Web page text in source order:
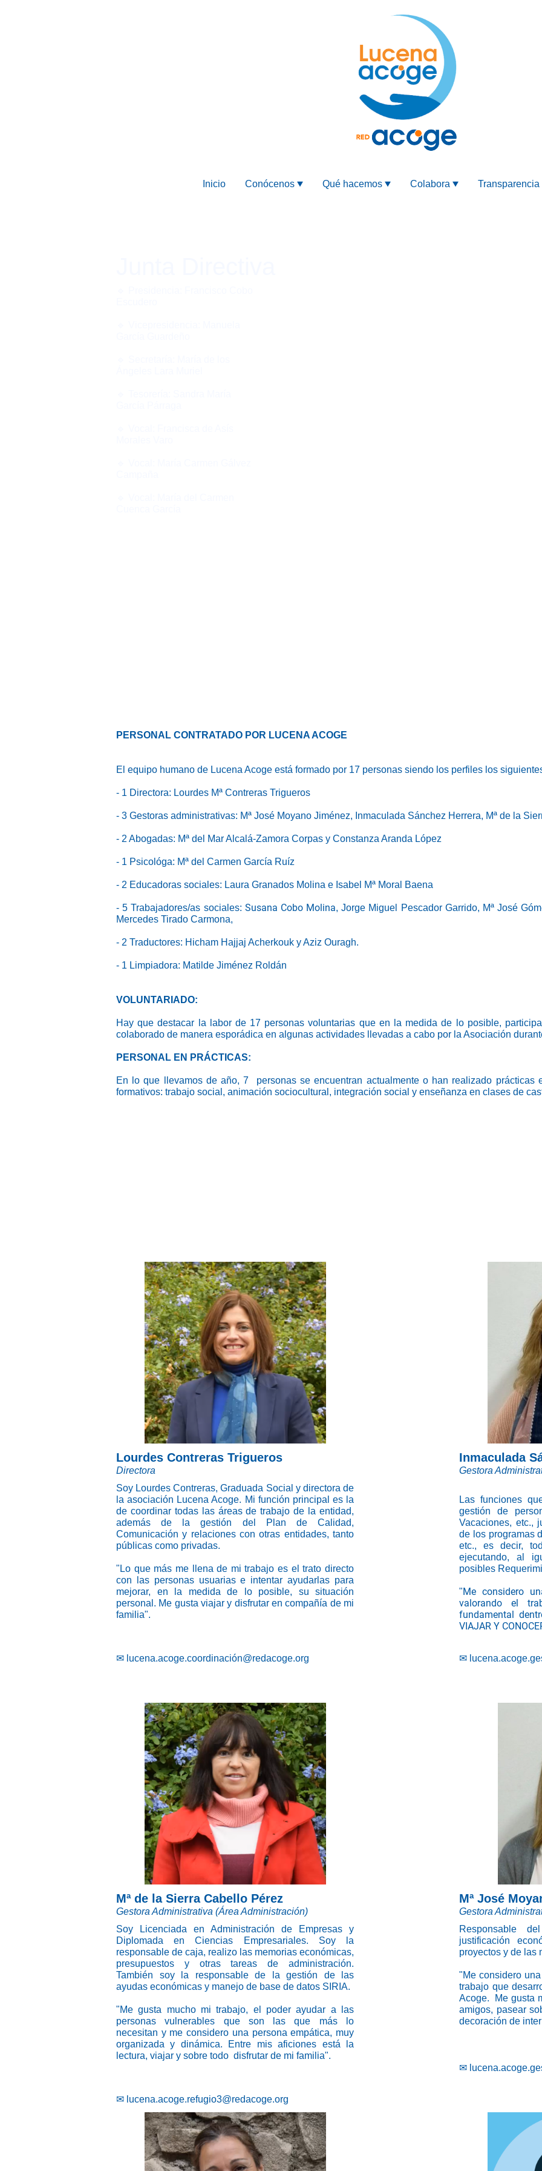
Inicio Conócenos Qué hacemos Colabora Transparencia
PERSONAL CONTRATADO POR LUCENA ACOGE
El equipo humano de Lucena Acoge está formado por 17 personas siendo los perfiles los
- 1 Directora: Lourdes Mª Contreras Trigueros
- 3 Gestoras administrativas: Mª José Moyano Jiménez, Inmaculada Sánchez Herrera, Mª de la
- 2 Abogadas: Mª del Mar Alcalá-Zamora Corpas y Constanza Aranda López
- 1 Psicológa: Mª del Carmen García Ruíz
- 2 Educadoras sociales: Laura Granados Molina e Isabel Mª Moral Baena
- 5 Trabajadores/as sociales: Susana Cobo Molina, Jorge Miguel Pescador Garrido, Mª José
Mercedes Tirado Carmona,
- 2 Traductores: Hicham Hajjaj Acherkouk y Aziz Ouragh.
- 1 Limpiadora: Matilde Jiménez Roldán
VOLUNTARIADO:
Hay que destacar la labor de 17 personas voluntarias que en la medida de lo posible,
colaborado de manera esporádica en algunas actividades llevadas a cabo por la Asociación
PERSONAL EN PRÁCTICAS:
En lo que llevamos de año, 7 personas se encuentran actualmente o han realizado prácticas
formativos: trabajo social, animación sociocultural, integración social y enseñanza en clases de
Lourdes Contreras Trigueros
Directora
Soy Lourdes Contreras, Graduada Social y directora de
la asociación Lucena Acoge. Mi función principal es la
de coordinar todas las áreas de trabajo de la entidad,
además de la gestión del Plan de Calidad,
Comunicación y relaciones con otras entidades, tanto
públicas como privadas.
"Lo que más me llena de mi trabajo es el trato directo
con las personas usuarias e intentar ayudarlas para
mejorar, en la medida de lo posible, su situación
personal. Me gusta viajar y disfrutar en compañía de mi
familia".
✉ lucena.acoge.coordinación@redacoge.org
Inmaculada
Gestora
Las funciones
gestión de
Vacaciones, etc.,
de los programas
etc., es decir,
ejecutando, al
posibles
"Me considero
valorando el
fundamental
VIAJAR Y
✉
Mª de la Sierra Cabello Pérez
Gestora Administrativa (Área Administración)
Soy Licenciada en Administración de Empresas y
Diplomada en Ciencias Empresariales. Soy la
responsable de caja, realizo las memorias económicas,
presupuestos y otras tareas de administración.
También soy la responsable de la gestión de las
ayudas económicas y manejo de base de datos SIRIA.
"Me gusta mucho mi trabajo, el poder ayudar a las
personas vulnerables que son las que más lo
necesitan y me considero una persona empática, muy
organizada y dinámica. Entre mis aficiones está la
lectura, viajar y sobre todo disfrutar de mi familia".
✉ lucena.acoge.refugio3@redacoge.org
Mª José
Gestora
Responsable
justificación
proyectos y de las
"Me considero
trabajo que
Acoge. Me gusta
amigos, pasear
decoración de
✉